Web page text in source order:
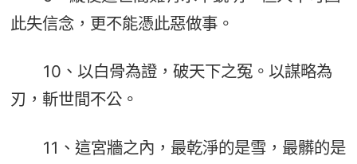
此失信念，更不能憑此惡做事。
10、以白骨為證，破天下之冤。以謀略為
刃，斬世間不公。
11、這宮牆之內，最乾淨的是雪，最髒的是